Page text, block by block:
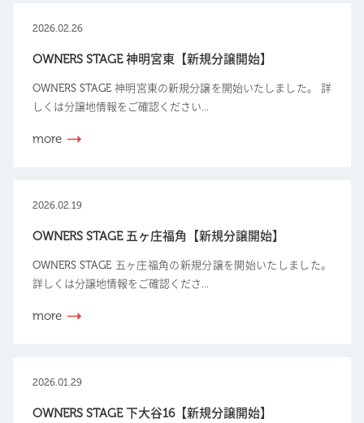
2026.02.26
OWNERS STAGE 神明宮東【新規分譲開始】
OWNERS STAGE 神明宮東の新規分譲を開始いたしました。 詳
しくは分譲地情報をご確認ください...
more
2026.02.19
OWNERS STAGE 五ヶ庄福角【新規分譲開始】
OWNERS STAGE 五ヶ庄福角の新規分譲を開始いたしました。
詳しくは分譲地情報をご確認くださ...
more
2026.01.29
OWNERS STAGE 下大谷16【新規分譲開始】